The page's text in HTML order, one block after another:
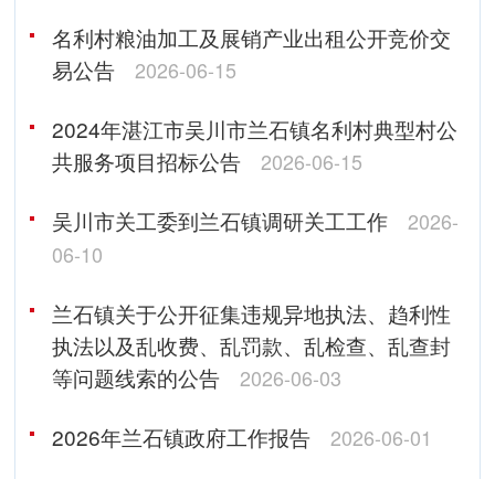
名利村粮油加工及展销产业出租公开竞价交
易公告
2026-06-15
2024年湛江市吴川市兰石镇名利村典型村公
共服务项目招标公告
2026-06-15
吴川市关工委到兰石镇调研关工工作
2026-
06-10
兰石镇关于公开征集违规异地执法、趋利性
执法以及乱收费、乱罚款、乱检查、乱查封
等问题线索的公告
2026-06-03
2026年兰石镇政府工作报告 2026-06-01